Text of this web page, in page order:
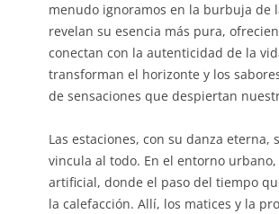
menudo ignoramos en la burbuja de
revelan su esencia más pura,
conectan con la autenticidad de la
transforman el horizonte y los
de sensaciones que despiertan
Las estaciones, con su danza
vincula al todo. En el entorno
artificial, donde el paso del tiempo
la calefacción. Allí, los matices y la